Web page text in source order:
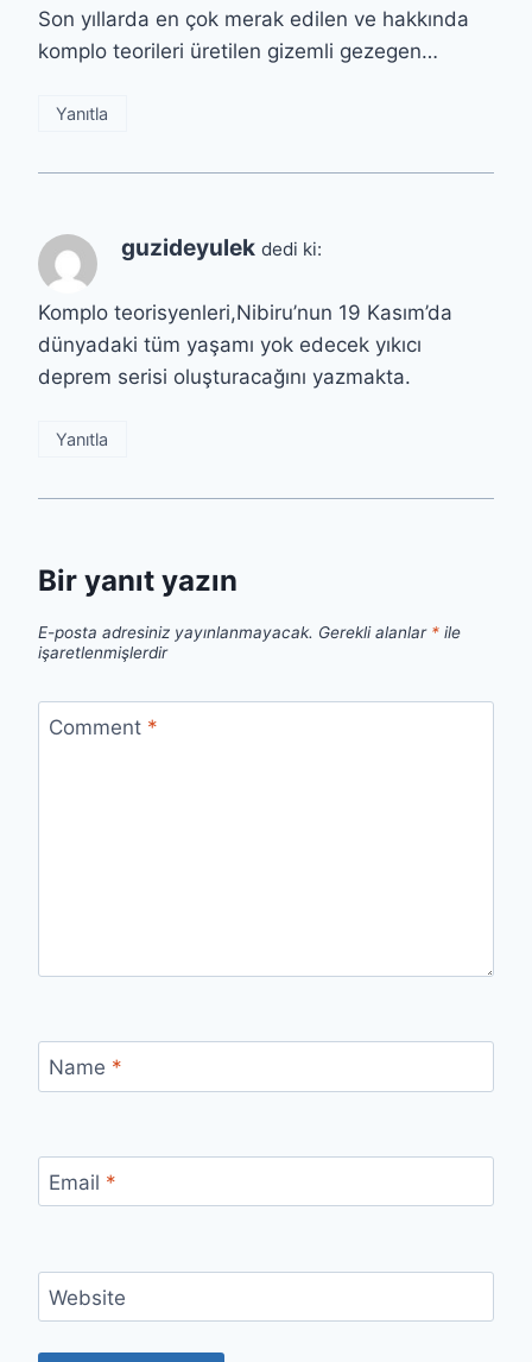
Son yıllarda en çok merak edilen ve hakkında
komplo teorileri üretilen gizemli gezegen…
Yanıtla
guzideyulek dedi ki:
Komplo teorisyenleri,Nibiru’nun 19 Kasım’da
dünyadaki tüm yaşamı yok edecek yıkıcı
deprem serisi oluşturacağını yazmakta.
Yanıtla
Bir yanıt yazın
E-posta adresiniz yayınlanmayacak. Gerekli alanlar * ile
işaretlenmişlerdir
Comment *
Name *
Email *
Website